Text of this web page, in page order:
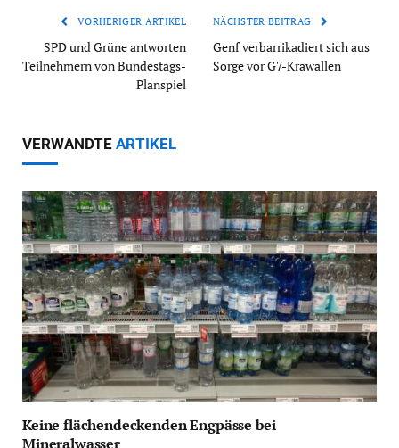
VORHERIGER ARTIKEL
SPD und Grüne antworten
Teilnehmern von Bundestags-
Planspiel
NÄCHSTER BEITRAG
Genf verbarrikadiert sich aus
Sorge vor G7-Krawallen
VERWANDTE ARTIKEL
Keine flächendeckenden Engpässe bei
Mineralwasser